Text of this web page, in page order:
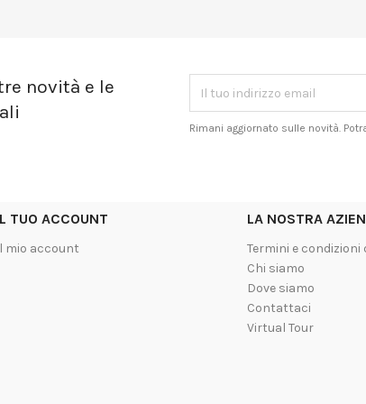
novità e le
Rimani aggiornato sulle novità.
TUO ACCOUNT
mio account
LA NOSTRA
Termini e condizioni
Chi siamo
Dove siamo
Contattaci
Virtual Tour